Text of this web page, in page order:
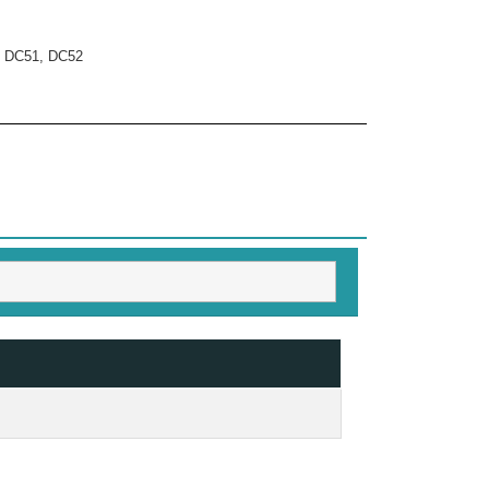
DC52